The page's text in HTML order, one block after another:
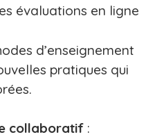
évaluations en ligne
d’enseignement
pratiques qui
collaboratif :